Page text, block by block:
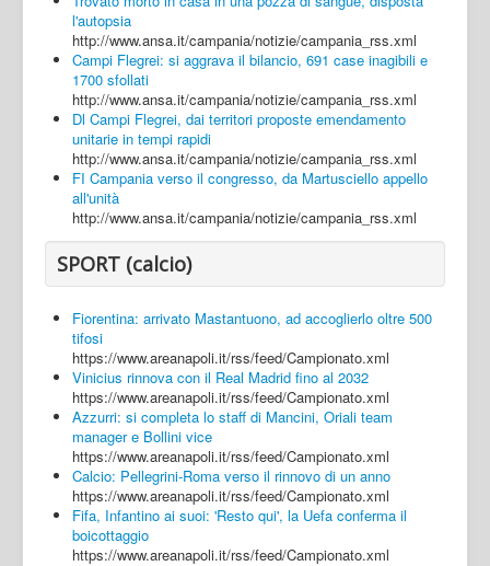
l'autopsia
http://www.ansa.it/campania/notizie/campania_rss.xml
Campi Flegrei: si aggrava il bilancio, 691 case inagibili e
1700 sfollati
http://www.ansa.it/campania/notizie/campania_rss.xml
Dl Campi Flegrei, dai territori proposte emendamento
unitarie in tempi rapidi
http://www.ansa.it/campania/notizie/campania_rss.xml
FI Campania verso il congresso, da Martusciello appello
all'unità
http://www.ansa.it/campania/notizie/campania_rss.xml
SPORT (calcio)
Fiorentina: arrivato Mastantuono, ad accoglierlo oltre 500
tifosi
https://www.areanapoli.it/rss/feed/Campionato.xml
Vinicius rinnova con il Real Madrid fino al 2032
https://www.areanapoli.it/rss/feed/Campionato.xml
Azzurri: si completa lo staff di Mancini, Oriali team
manager e Bollini vice
https://www.areanapoli.it/rss/feed/Campionato.xml
Calcio: Pellegrini-Roma verso il rinnovo di un anno
https://www.areanapoli.it/rss/feed/Campionato.xml
Fifa, Infantino ai suoi: 'Resto qui', la Uefa conferma il
boicottaggio
https://www.areanapoli.it/rss/feed/Campionato.xml